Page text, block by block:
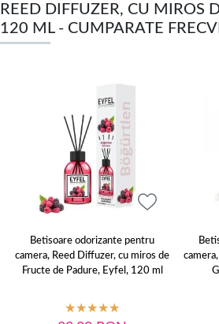
REED DIFFUZER, CU MIROS
120 ML - CUMPARATE
Betisoare odorizante pentru
camera, Reed Diffuzer, cu miros de
Fructe de Padure, Eyfel, 120 ml